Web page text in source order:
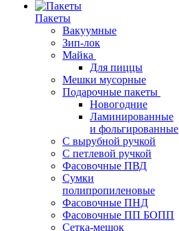
Пакеты
Вакуумные
Зип-лок
Майка
Для пиццы
Мешки мусорные
Подарочные пакеты
Новогодние
Ламинированные
и фольгированные
С вырубной ручкой
С петлевой ручкой
Фасовочные ПВД
Сумки
полипропиленовые
Фасовочные ПНД
Фасовочные ПП БОПП
Сетка-мешок